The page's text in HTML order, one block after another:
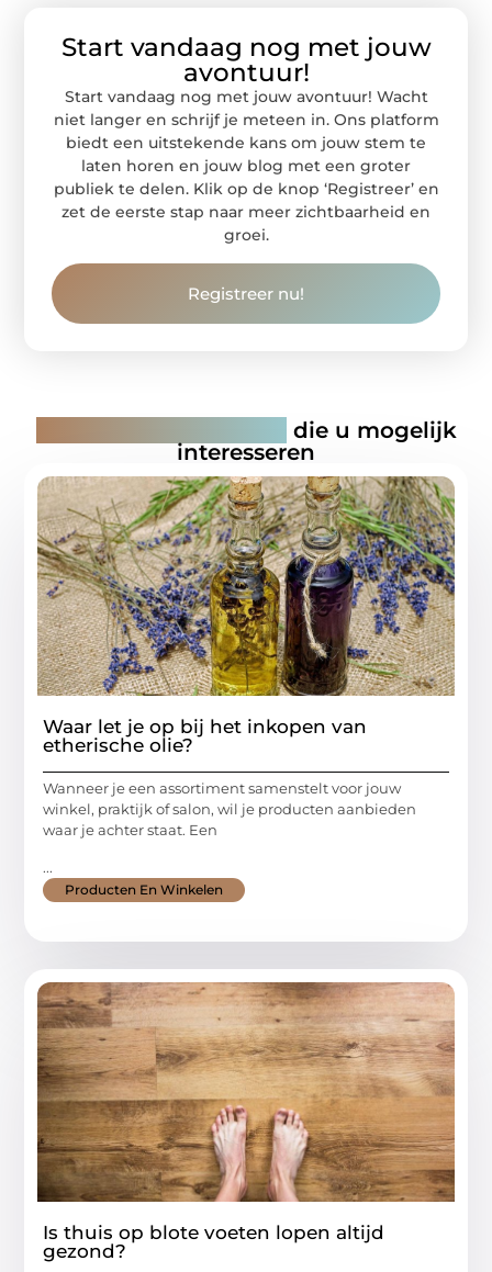
Start vandaag nog met jouw
avontuur!
Start vandaag nog met jouw avontuur! Wacht
niet langer en schrijf je meteen in. Ons platform
biedt een uitstekende kans om jouw stem te
laten horen en jouw blog met een groter
publiek te delen. Klik op de knop ‘Registreer’ en
zet de eerste stap naar meer zichtbaarheid en
groei.
Registreer nu!
die u mogelijk
interesseren
Waar let je op bij het inkopen van
etherische olie?
Wanneer je een assortiment samenstelt voor jouw
winkel, praktijk of salon, wil je producten aanbieden
waar je achter staat. Een
...
Producten En Winkelen
Is thuis op blote voeten lopen altijd
gezond?